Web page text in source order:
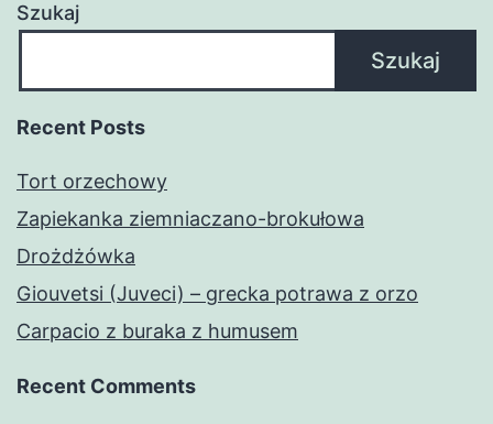
Szukaj
Szukaj
Recent Posts
Tort orzechowy
Zapiekanka ziemniaczano-brokułowa
Drożdżówka
Giouvetsi (Juveci) – grecka potrawa z orzo
Carpacio z buraka z humusem
Recent Comments